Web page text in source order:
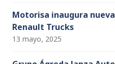
Motorisa inaugura
Renault Trucks
13 mayo, 2025